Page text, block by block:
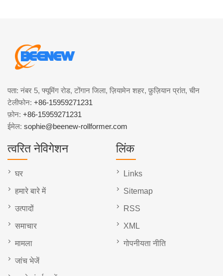
पता: नंबर 5, फ्यूमिंग रोड, टोंगान जिला, ज़ियामेन शहर, फ़ुज़ियान प्रांत, चीन
टेलीफोन: +86-15959271231
फ़ोन: +86-15959271231
ईमेल: sophie@beenew-rollformer.com
त्वरित नेविगेशन
घर
हमारे बारे में
उत्पादों
समाचार
मामला
जांच भेजें
लिंक
Links
Sitemap
RSS
XML
गोपनीयता नीति